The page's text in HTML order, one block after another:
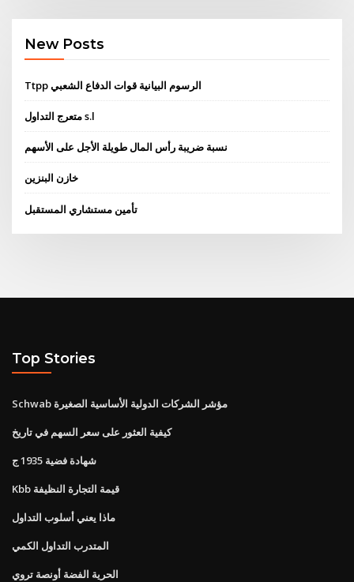
New Posts
Ttpp الرسوم البيانية قوات الدفاع الشعبي
متعرج التداول s.l
نسبة ضريبة رأس المال طويلة الأجل على الأسهم
خازن البنزين
تأمين مستشاري المستقبل
Top Stories
Schwab مؤشر الشركات الدولية الأساسية الصغيرة
كيفية العثور على سعر السهم في تاريخ
شهادة فضية 1935 ج
Kbb قيمة التجارة النظيفة
ماذا يعني أسلوب التداول
المتدرب التداول الكمي
الحرية الفضة أونصة تروي